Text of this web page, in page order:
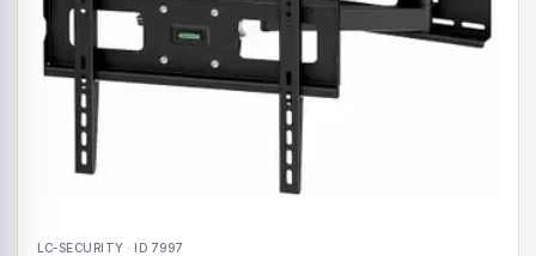
LC-SECURITY · ID 7997